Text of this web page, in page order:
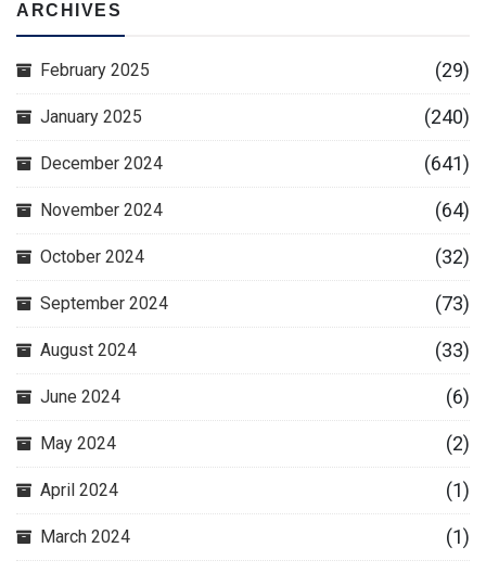
ARCHIVES
February 2025 (29)
January 2025 (240)
December 2024 (641)
November 2024 (64)
October 2024 (32)
September 2024 (73)
August 2024 (33)
June 2024 (6)
May 2024 (2)
April 2024 (1)
March 2024 (1)